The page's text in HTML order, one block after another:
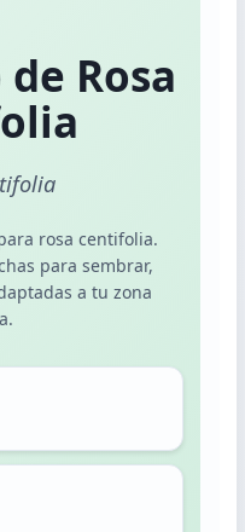
Rosa
rosa centifolia.
para sembrar,
a tu zona